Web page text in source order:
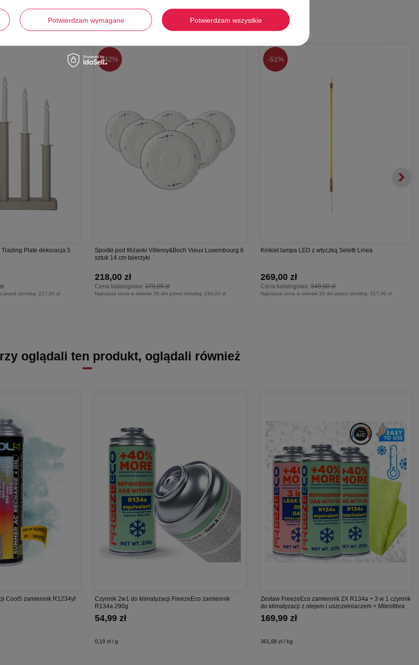
zestaw i dodaj do zamówienia
Plate dekoracja 5
przed obniżką: 217,00 zł
-42%
Spodki pod filiżanki Villeroy&Boch Vieux Luxembourg 6
sztuk 14 cm talerzyki
Cena katalogowa: 379,00 zł
218,00 zł
Najniższa cena w okresie 30 dni przed obniżką: 234,00 zł
-51%
Kinkiet lampa LED z wtyczką Seletti Linea
Cena katalogowa: 549,00 zł
269,00 zł
Najniższa cena w okresie 30 dni przed obniżką: 317,00 zł
oglądali ten produkt, oglądali również
Cool5 zamiennik R1234yf
Czynnik 2w1 do klimatyzacji FreezeEco zamiennik
R134a 290g
54,99 zł
0,19 zł / g
Zestaw FreezeEco zamiennik 2X R134a + 3 w 1 czynnik
do klimatyzacji z olejem i uszczelniaczem + Mikrofibra
169,99 zł
361,68 zł / kg
Potwierdzam wymagane Potwierdzam wszystkie